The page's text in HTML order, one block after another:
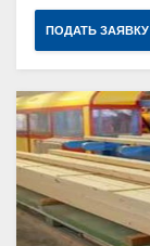
ПОДАТЬ ЗАЯВКУ